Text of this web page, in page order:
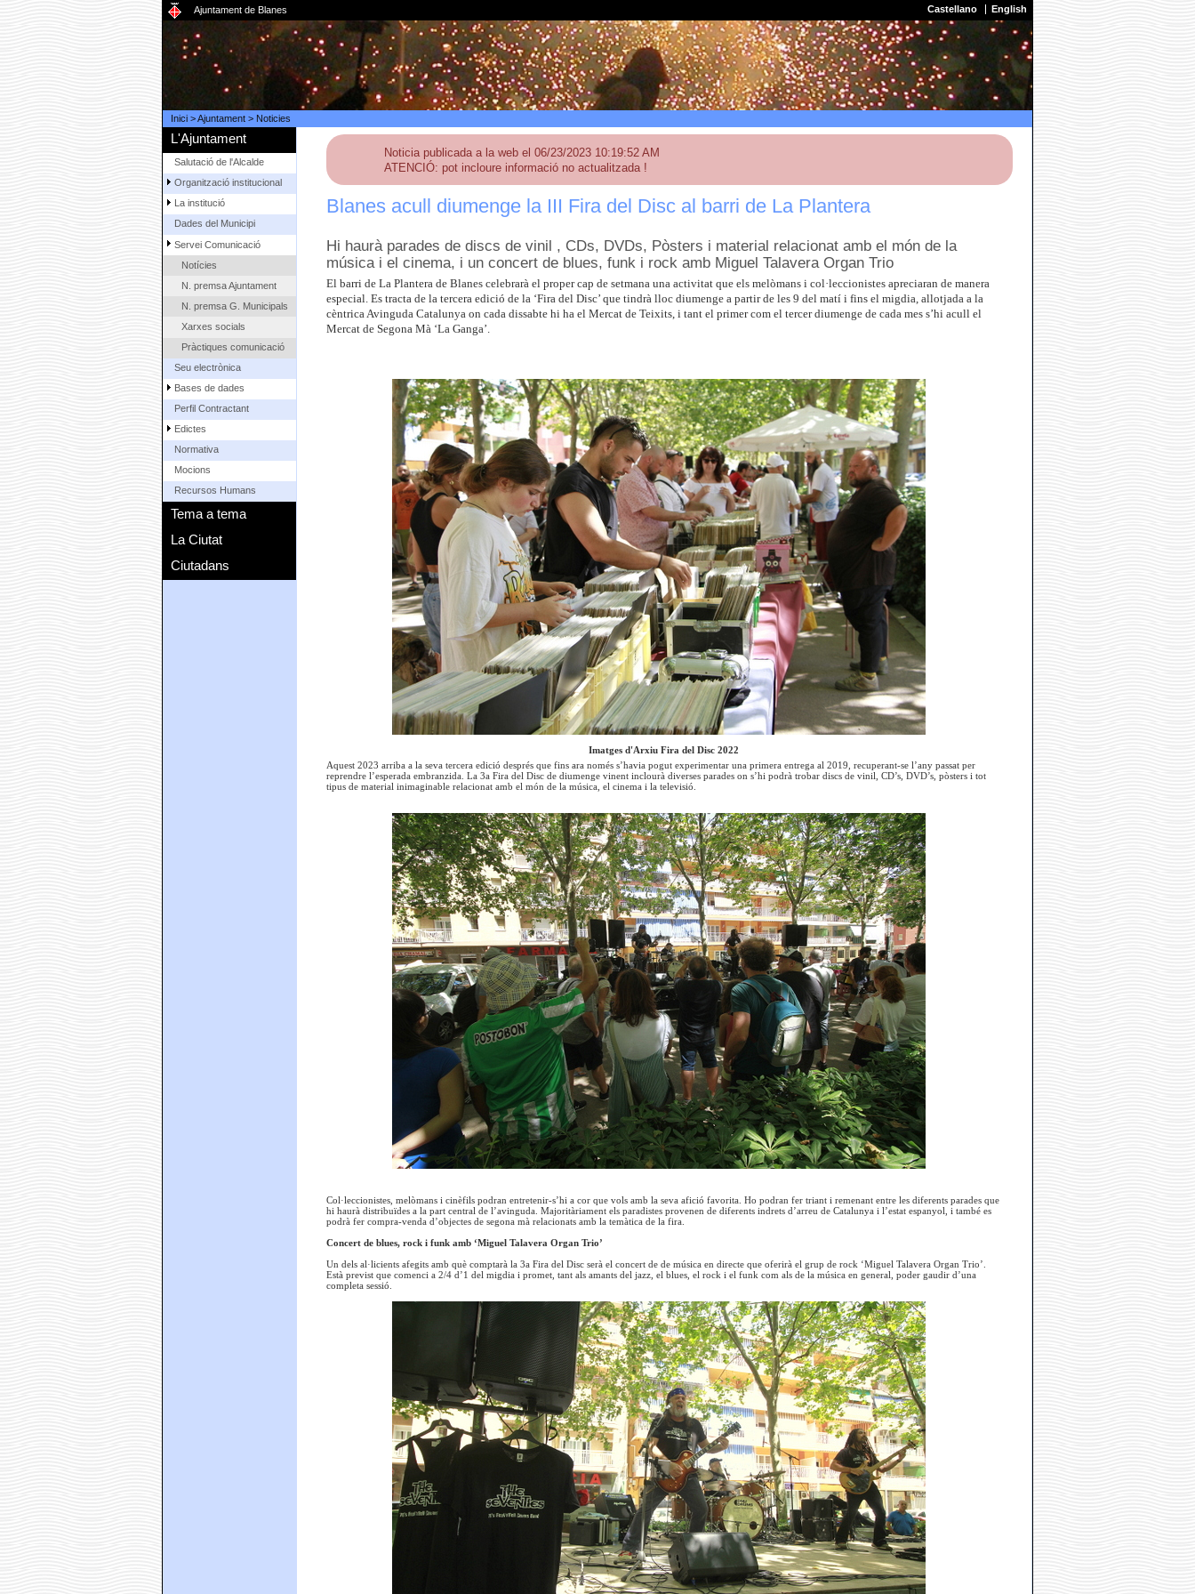
Ajuntament de Blanes Castellano English
Inici>Ajuntament> Noticies
L'Ajuntament
Salutació de l'Alcalde
Organització institucional
La institució
Dades del Municipi
Servei Comunicació
Notícies
N. premsa Ajuntament
N. premsa G. Municipals
Xarxes socials
Pràctiques comunicació
Seu electrònica
Bases de dades
Perfil Contractant
Edictes
Normativa
Mocions
Recursos Humans
Tema a tema
La Ciutat
Ciutadans
Noticia publicada a la web el 06/23/2023 10:19:52 AM
ATENCIÓ: pot incloure informació no actualitzada !
Blanes acull diumenge la III Fira del Disc al barri de La Plantera
Hi haurà parades de discs de vinil , CDs, DVDs, Pòsters i material relacionat amb el món de la
música i el cinema, i un concert de blues, funk i rock amb Miguel Talavera Organ Trio
El barri de La Plantera de Blanes celebrarà el proper cap de setmana una activitat que els melòmans i col·leccionistes apreciaran de manera
especial. Es tracta de la tercera edició de la ‘Fira del Disc’ que tindrà lloc diumenge a partir de les 9 del matí i fins el migdia, allotjada a la
cèntrica Avinguda Catalunya on cada dissabte hi ha el Mercat de Teixits, i tant el primer com el tercer diumenge de cada mes s’hi acull el
Mercat de Segona Mà ‘La Ganga’.
Imatges d'Arxiu Fira del Disc 2022
Aquest 2023 arriba a la seva tercera edició després que fins ara només s’havia pogut experimentar una primera entrega al 2019, recuperant-se l’any passat per
reprendre l’esperada embranzida. La 3a Fira del Disc de diumenge vinent inclourà diverses parades on s’hi podrà trobar discs de vinil, CD’s, DVD’s, pòsters i tot
tipus de material inimaginable relacionat amb el món de la música, el cinema i la televisió.
Col·leccionistes, melòmans i cinèfils podran entretenir-s’hi a cor que vols amb la seva afició favorita. Ho podran fer triant i remenant entre les diferents parades que
hi haurà distribuïdes a la part central de l’avinguda. Majoritàriament els paradistes provenen de diferents indrets d’arreu de Catalunya i l’estat espanyol, i també es
podrà fer compra-venda d’objectes de segona mà relacionats amb la temàtica de la fira.
Concert de blues, rock i funk amb ‘Miguel Talavera Organ Trio’
Un dels al·licients afegits amb què comptarà la 3a Fira del Disc serà el concert de de música en directe que oferirà el grup de rock ‘Miguel Talavera Organ Trio’.
Està previst que comenci a 2/4 d’1 del migdia i promet, tant als amants del jazz, el blues, el rock i el funk com als de la música en general, poder gaudir d’una
completa sessió.